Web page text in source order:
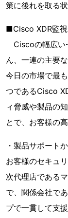
策に後れを取る
■Cisco XDR監
Ciscoの幅広い
ん、一連の主要
今日の市場で最
つであるCisco
ィ脅威や製品の
とで、お客様の
・製品サポート
お客様のセキュ
次代理店である
で、関係会社で
プで一貫して支